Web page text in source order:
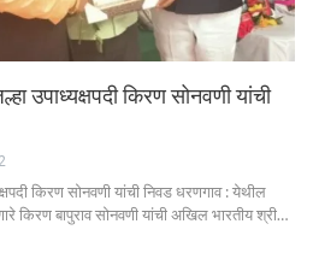
उपाध्यक्षपदी किरण सोनवणी यांची
किरण सोनवणी यांची निवड धरणगाव : येथील
किरण बापुराव सोनवणी यांची अखिल भारतीय श्री…